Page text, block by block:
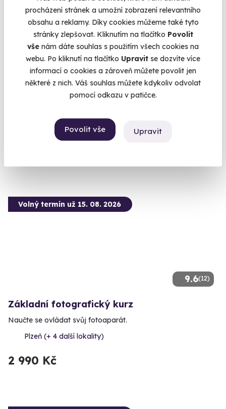
procházení stránek a umožní zobrazení relevantního
obsahu a reklamy. Díky cookies můžeme také tyto
stránky zlepšovat. Kliknutím na tlačítko Povolit
vše nám dáte souhlas s použitím všech cookies na
webu. Po kliknutí na tlačítko Upravit se dozvíte více
informací o cookies a zároveň můžete povolit jen
některé z nich. Váš souhlas můžete kdykoliv odvolat
pomocí odkazu v patičce.
Povolit vše Upravit
9.4
Zážitková střelba: Nejsilnější zbraně - 7
zbraní
Vypálíte 13 výstřelů!
(+ 28 dalších lokalit)
9.6(12)
Volný termín už 15. 08. 2026
Základní fotografický kurz
Naučte se ovládat svůj fotoaparát.
Plzeň (+ 4 další lokality)
2 990 Kč